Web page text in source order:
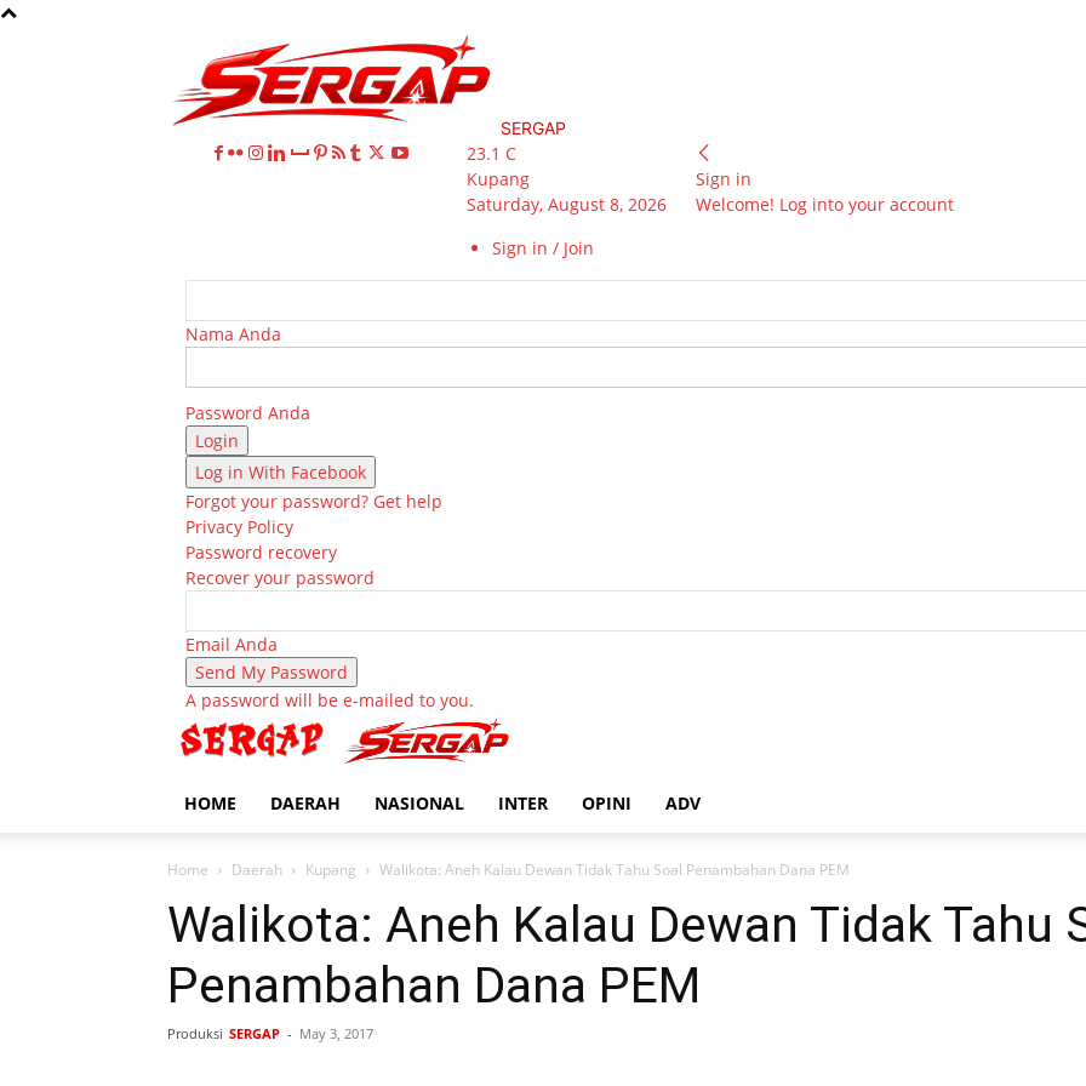
SERGAP
23.1 C
Kupang
Saturday, August 8, 2026
Sign in / Join
Sign in
Welcome! Log into your account
Nama Anda
Password Anda
Log in With Facebook
Forgot your password? Get help
Privacy Policy
Password recovery
Recover your password
Email Anda
A password will be e-mailed to you.
HOME DAERAH NASIONAL INTER OPINI ADV
Home Daerah Kupang Walikota: Aneh Kalau Dewan Tidak Tahu Soal Penambahan Dana PEM
Walikota: Aneh Kalau Dewan Tidak Tahu
Penambahan Dana PEM
Produksi SERGAP - May 3, 2017